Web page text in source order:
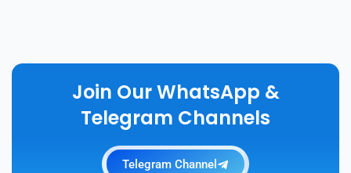
Join Our WhatsApp &
Telegram Channels
Telegram Channel